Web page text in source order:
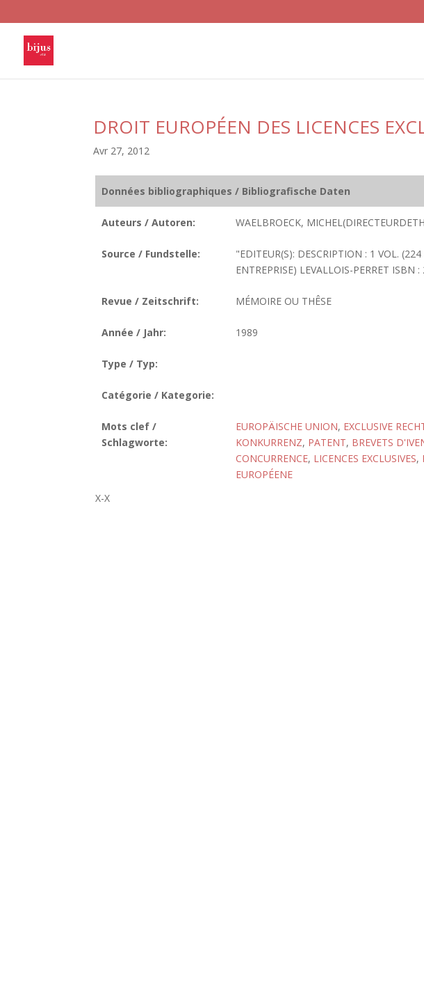
DROIT EUROPÉEN DES LICENCES
Avr 27, 2012
Données bibliographiques / Bibliografische Daten
Auteurs / Autoren: WAELBROECK,
Source / Fundstelle:
"EDITEUR(S): DESCRIPTION : 1 VOL.
ENTREPRISE) LEVALLOIS-PERRET
Revue / Zeitschrift: MÉMOIRE OU THÊSE
Année / Jahr: 1989
Type / Typ:
Catégorie / Kategorie:
Mots clef /
Schlagworte:
EUROPÄISCHE UNION, EXCLUSIVE
KONKURRENZ, PATENT, BREVETS
CONCURRENCE, LICENCES EXCLUSIVES,
EUROPÉENE
X-X